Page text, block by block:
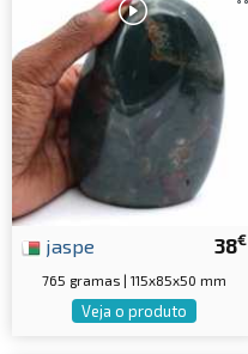
38€
jaspe
765 gramas | 115x85x50 mm
Veja o produto